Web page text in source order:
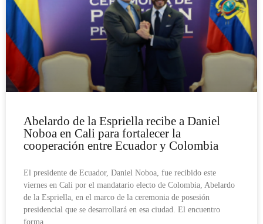
Abelardo de la Espriella recibe a Daniel
Noboa en Cali para fortalecer la
cooperación entre Ecuador y Colombia
El presidente de Ecuador, Daniel Noboa, fue recibido este
viernes en Cali por el mandatario electo de Colombia, Abelardo
de la Espriella, en el marco de la ceremonia de posesión
presidencial que se desarrollará en esa ciudad. El encuentro
forma